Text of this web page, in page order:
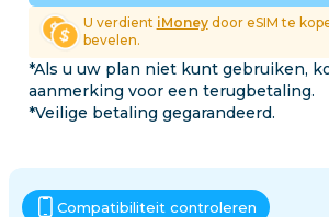
U verdient iMoneydoor eSIM te
bevelen.
*Als u uw plan niet kunt gebruiken,
aanmerking voor een terugbetaling.
*Veilige betaling gegarandeerd.
Compatibiliteit controleren